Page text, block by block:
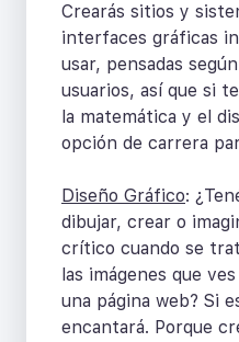
Crearás sitios y
interfaces gráficas
usar, pensadas
usuarios, así que si
la matemática y el
opción de carrera
Diseño Gráfico:
dibujar, crear o
crítico cuando se
las imágenes que
una página web? Si
encantará. Porque